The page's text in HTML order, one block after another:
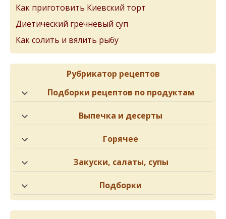
Как приготовить Киевский торт
Диетический гречневый суп
Как солить и вялить рыбу
Рубрикатор рецептов
Подборки рецептов по продуктам
Выпечка и десерты
Горячее
Закуски, салаты, супы
Подборки